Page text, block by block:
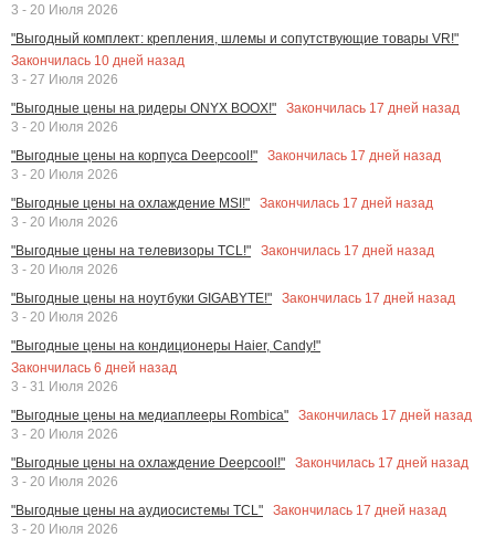
3 - 20 Июля 2026
"Выгодный комплект: крепления, шлемы и сопутствующие товары VR!"
Закончилась 10 дней назад
3 - 27 Июля 2026
"Выгодные цены на ридеры ONYX BOOX!"
Закончилась 17 дней назад
3 - 20 Июля 2026
"Выгодные цены на корпуса Deepcool!"
Закончилась 17 дней назад
3 - 20 Июля 2026
"Выгодные цены на охлаждение MSI!"
Закончилась 17 дней назад
3 - 20 Июля 2026
"Выгодные цены на телевизоры TCL!"
Закончилась 17 дней назад
3 - 20 Июля 2026
"Выгодные цены на ноутбуки GIGABYTE!"
Закончилась 17 дней назад
3 - 20 Июля 2026
"Выгодные цены на кондиционеры Haier, Candy!"
Закончилась 6 дней назад
3 - 31 Июля 2026
"Выгодные цены на медиаплееры Rombica"
Закончилась 17 дней назад
3 - 20 Июля 2026
"Выгодные цены на охлаждение Deepcool!"
Закончилась 17 дней назад
3 - 20 Июля 2026
"Выгодные цены на аудиосистемы TCL"
Закончилась 17 дней назад
3 - 20 Июля 2026